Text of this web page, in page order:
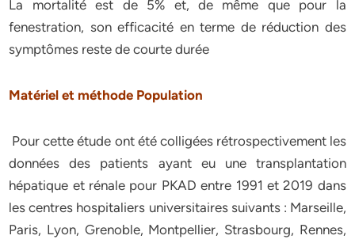
La mortalité est de 5% et, de même que pour la
fenestration, son efficacité en terme de réduction des
symptômes reste de courte durée
Matériel et méthode Population
Pour cette étude ont été colligées rétrospectivement les
données des patients ayant eu une transplantation
hépatique et rénale pour PKAD entre 1991 et 2019 dans
les centres hospitaliers universitaires suivants : Marseille,
Paris, Lyon, Grenoble, Montpellier, Strasbourg, Rennes,